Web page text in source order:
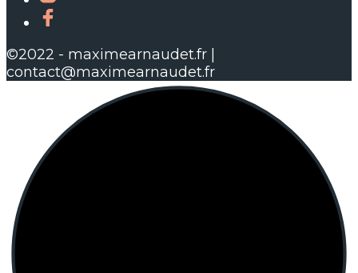
©2022 - maximearnaudet.fr |
contact@maximearnaudet.fr